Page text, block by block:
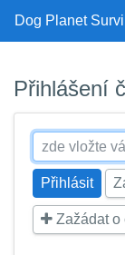
Dog Planet Survi
Přihlášení
Zažádat o